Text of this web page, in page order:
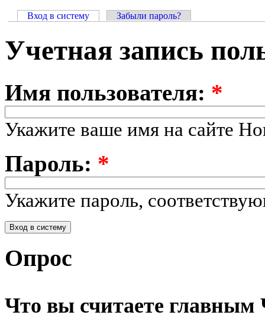
Вход в систему Забыли пароль?
Учетная запись
Имя пользователя: *
Укажите ваше имя на сайте
Пароль: *
Укажите пароль,
Опрос
Что вы считаете